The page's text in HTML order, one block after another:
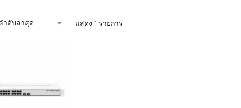
แสดง 1 รายการ